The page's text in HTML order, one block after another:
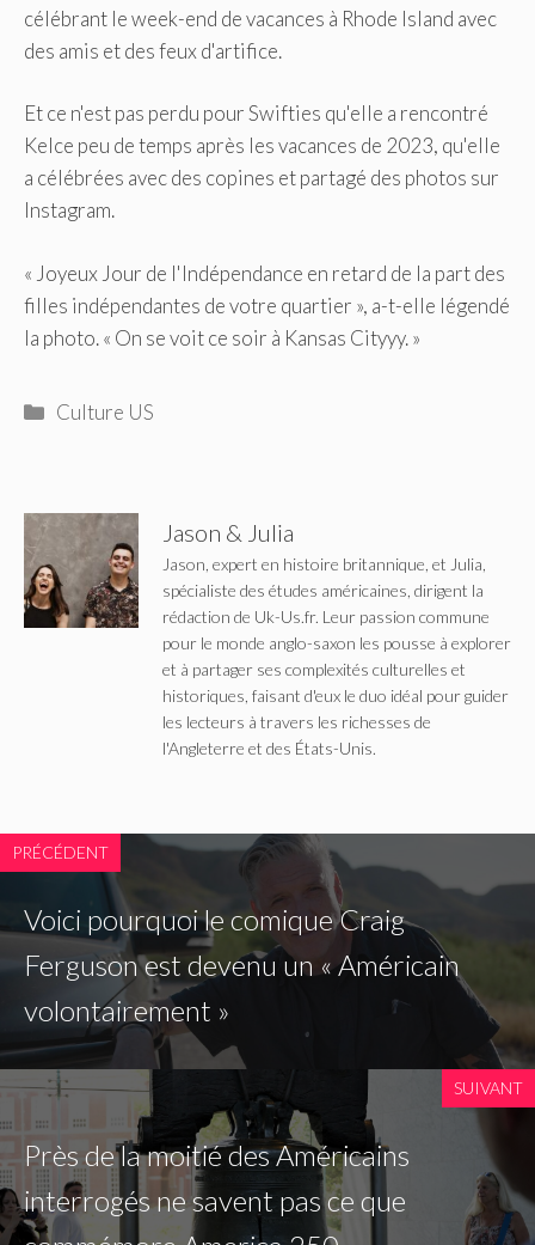
célébrant le week-end de vacances à Rhode Island avec
des amis et des feux d'artifice.
Et ce n'est pas perdu pour Swifties qu'elle a rencontré
Kelce peu de temps après les vacances de 2023, qu'elle
a célébrées avec des copines et partagé des photos sur
Instagram.
« Joyeux Jour de l'Indépendance en retard de la part des
filles indépendantes de votre quartier », a-t-elle légendé
la photo. « On se voit ce soir à Kansas Cityyy. »
Catégories
Culture US
Jason & Julia
Jason, expert en histoire britannique, et Julia,
spécialiste des études américaines, dirigent la
rédaction de Uk-Us.fr. Leur passion commune
pour le monde anglo-saxon les pousse à explorer
et à partager ses complexités culturelles et
historiques, faisant d'eux le duo idéal pour guider
les lecteurs à travers les richesses de
l'Angleterre et des États-Unis.
PRÉCÉDENT
Voici pourquoi le comique Craig
Ferguson est devenu un « Américain
volontairement »
SUIVANT
Près de la moitié des Américains
interrogés ne savent pas ce que